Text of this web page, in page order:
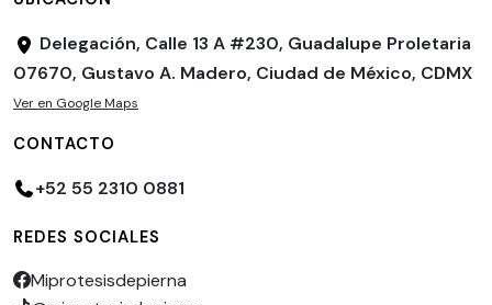
Delegación, Calle 13 A #230, Guadalupe Proletaria
07670, Gustavo A. Madero, Ciudad de México, CDMX
Ver en Google Maps
CONTACTO
+52 55 2310 0881
REDES SOCIALES
Miprotesisdepierna